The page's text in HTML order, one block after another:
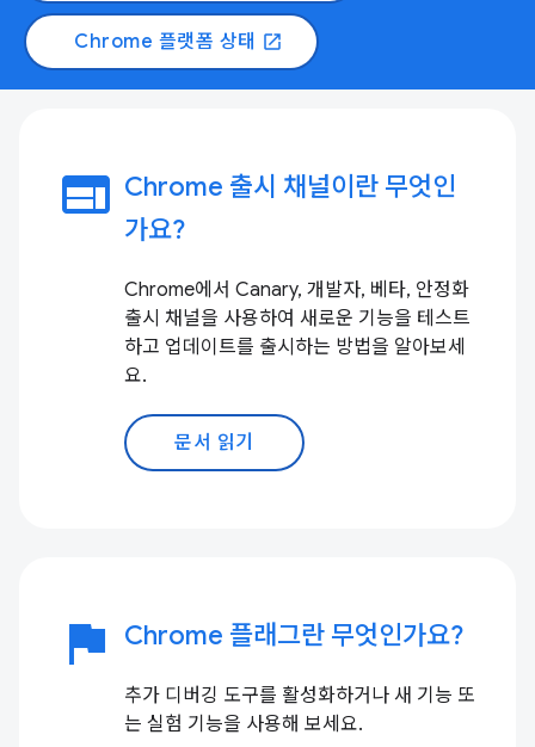
Chrome 플랫폼 상태 open_in_new
web Chrome 출시 채널이란 무엇인
가요?
Chrome에서 Canary, 개발자, 베타, 안정화
출시 채널을 사용하여 새로운 기능을 테스트
하고 업데이트를 출시하는 방법을 알아보세
요.
문서 읽기
flag Chrome 플래그란 무엇인가요?
추가 디버깅 도구를 활성화하거나 새 기능 또
는 실험 기능을 사용해 보세요.